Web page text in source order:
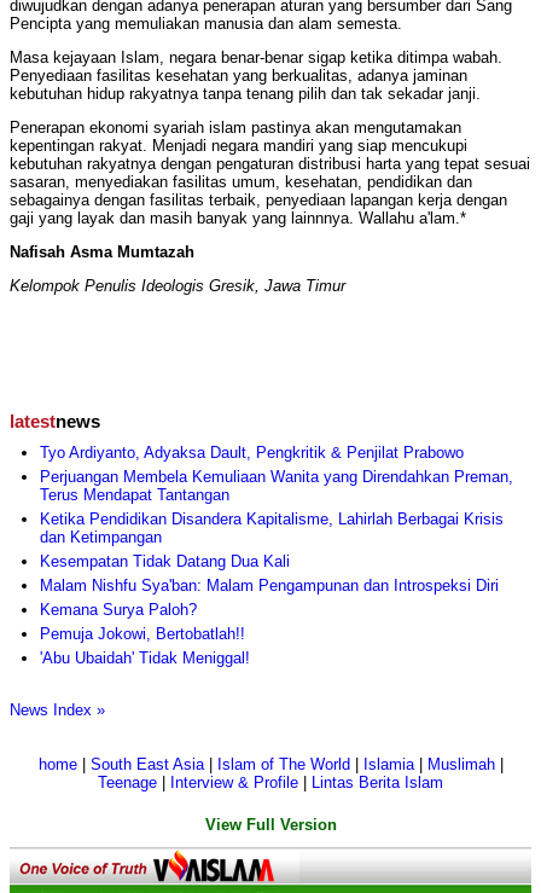
diwujudkan dengan adanya penerapan aturan yang bersumber dari Sang
Pencipta yang memuliakan manusia dan alam semesta.
Masa kejayaan Islam, negara benar-benar sigap ketika ditimpa wabah.
Penyediaan fasilitas kesehatan yang berkualitas, adanya jaminan
kebutuhan hidup rakyatnya tanpa tenang pilih dan tak sekadar janji.
Penerapan ekonomi syariah islam pastinya akan mengutamakan
kepentingan rakyat. Menjadi negara mandiri yang siap mencukupi
kebutuhan rakyatnya dengan pengaturan distribusi harta yang tepat sesuai
sasaran, menyediakan fasilitas umum, kesehatan, pendidikan dan
sebagainya dengan fasilitas terbaik, penyediaan lapangan kerja dengan
gaji yang layak dan masih banyak yang lainnnya. Wallahu a'lam.*
Nafisah Asma Mumtazah
Kelompok Penulis Ideologis Gresik, Jawa Timur
latestnews
Tyo Ardiyanto, Adyaksa Dault, Pengkritik & Penjilat Prabowo
Perjuangan Membela Kemuliaan Wanita yang Direndahkan Preman,
Terus Mendapat Tantangan
Ketika Pendidikan Disandera Kapitalisme, Lahirlah Berbagai Krisis
dan Ketimpangan
Kesempatan Tidak Datang Dua Kali
Malam Nishfu Sya'ban: Malam Pengampunan dan Introspeksi Diri
Kemana Surya Paloh?
Pemuja Jokowi, Bertobatlah!!
'Abu Ubaidah' Tidak Meniggal!
News Index »
home| South East Asia| Islam of The World Islamia| Muslimah|
Teenage
Interview & Profile Lintas Berita Islam
View Full Version